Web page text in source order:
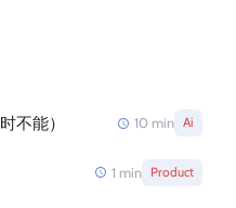
不能） 10 min Ai
1 min Product